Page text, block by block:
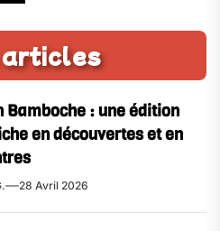
articles
Bamboche : une édition
en découvertes et en
28 Avril 2026